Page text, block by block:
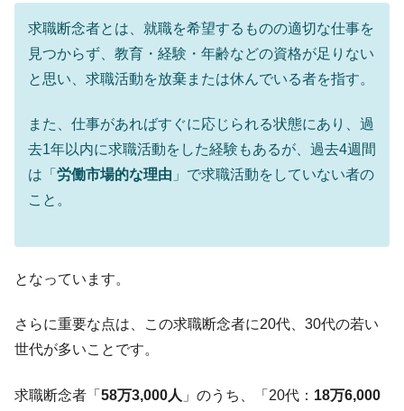
『Money1』
韓国「橋が落ちました」⇒ 耐久性「なさす
ぎ」では。
『Money1』
韓国鉄鋼最大手『POSCO』ズブズブ沈む。
営業利益80.2％も減少
『Money1』
米国下院「韓国の公務員個人をターゲット
にぶん殴る法案」提出！⇒ クーパン問題は合衆国企業に対
する差別。許してはおかぬ
『Money1』
他人事のような発言。
『Money1』
韓国･加徳島新国際空港「またも暗礁」の危
『Money1』
日(水)もサイドカー・サーキットブレイカーの二段コンボ
求職断念者とは、就職を希望するものの適切な仕事を
見つからず、教育・経験・年齢などの資格が足りない
と思い、求職活動を放棄または休んでいる者を指す。
また、仕事があればすぐに応じられる状態にあり、過
去1年以内に求職活動をした経験もあるが、過去4週間
は「 労働市場的な理由 」で求職活動をしていない者の
こと。
となっています。
さらに重要な点は、この求職断念者に20代、30代の若い
世代が多いことです。
求職断念者「 58万3,000人 」のうち、「20代： 18万6,000